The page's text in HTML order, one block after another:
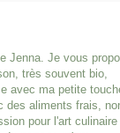
Jenna. Je vous
très souvent bio,
avec ma petite
des aliments frais,
pour l'art culinaire